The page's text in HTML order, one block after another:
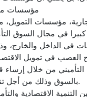
مؤسسات
في مجال السوق
في الداخل والخارج،
في تمويل الاقتصاد،
من خلال إرساء
بالسوق وذلك من أجل
التنمية الاقتصادية